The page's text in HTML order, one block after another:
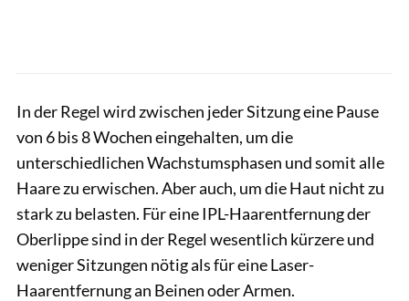
In der Regel wird zwischen jeder Sitzung eine Pause
von 6 bis 8 Wochen eingehalten, um die
unterschiedlichen Wachstumsphasen und somit alle
Haare zu erwischen. Aber auch, um die Haut nicht zu
stark zu belasten. Für eine IPL-Haarentfernung der
Oberlippe sind in der Regel wesentlich kürzere und
weniger Sitzungen nötig als für eine Laser-
Haarentfernung an Beinen oder Armen.